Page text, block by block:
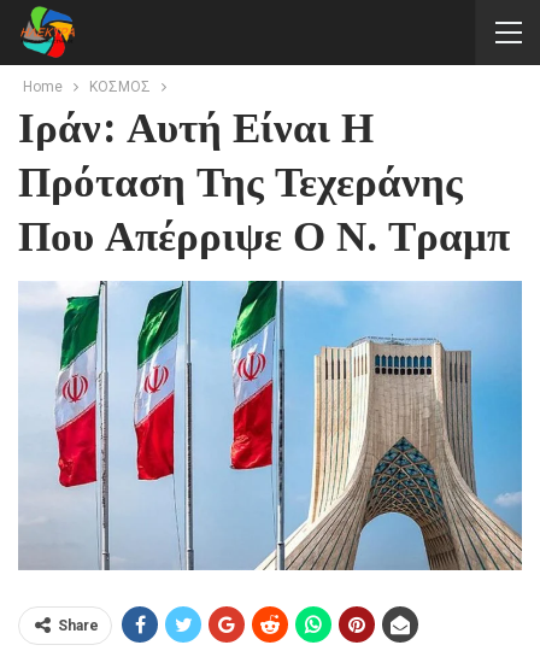
Home ΚΟΣΜΟΣ
Ιράν: Αυτή Είναι Η
Πρόταση Της Τεχεράνης
Που Απέρριψε Ο Ν. Τραμπ
Share